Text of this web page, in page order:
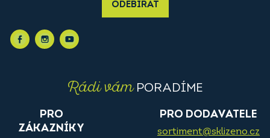
ODEBÍRAT
Rádi vámPORADÍME
PRO
ZÁKAZNÍKY
PRO DODAVATELE
sortiment@sklizeno.cz